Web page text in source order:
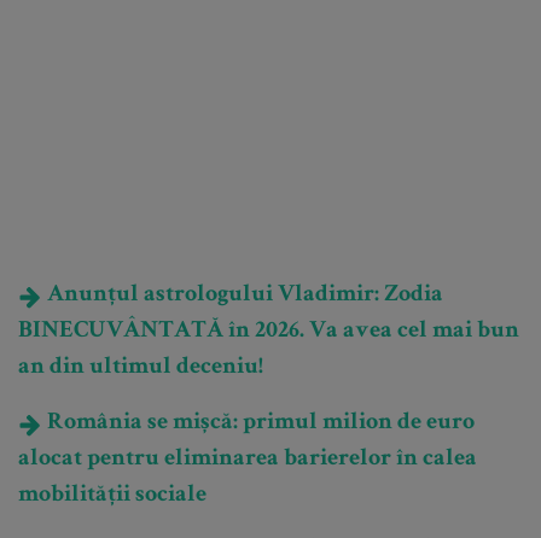
Anunțul astrologului Vladimir: Zodia
BINECUVÂNTATĂ în 2026. Va avea cel mai bun
an din ultimul deceniu!
România se mișcă: primul milion de euro
alocat pentru eliminarea barierelor în calea
mobilității sociale